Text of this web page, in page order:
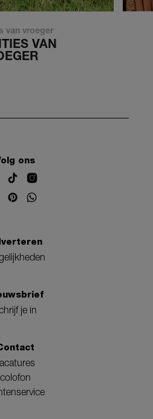
van vroeger
VAN
ons
je in
colofon